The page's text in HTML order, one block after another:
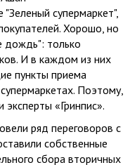
супермаркет",
Хорошо, но
дождь": только
И в каждом из них
пункты приема
Поэтому,
«Гринпис».
ряд переговоров с
собственные
сбора вторичных